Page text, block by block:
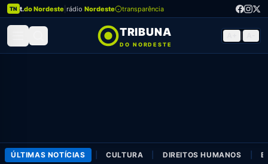
TN t.do Nordeste rádio Nordeste transparência
TRIBUNA
DO NORDESTE
ÚLTIMAS NOTÍCIAS CULTURA DIREITOS HUMANOS